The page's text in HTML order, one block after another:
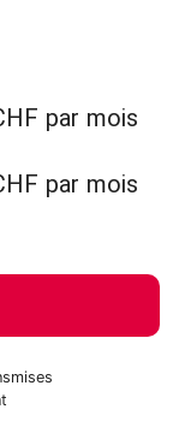
par mois
par mois